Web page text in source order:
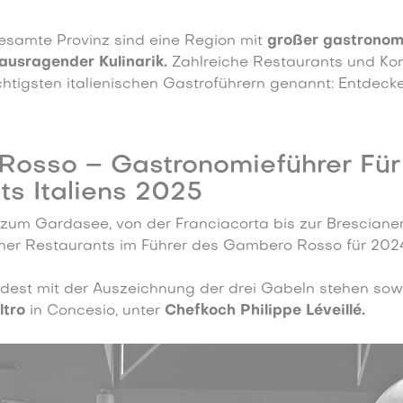
Provinz sind eine Region mit großer
Kulinarik. Zahlreiche Restaurants und
italienischen Gastroführern genannt:
– Gastronomieführer Für
Italiens 2025
Gardasee, von der Franciacorta bis zur
Restaurants im Führer des Gambero Rosso für
mit der Auszeichnung der drei Gabeln stehen
in Concesio, unter Chefkoch Philippe Léveillé.